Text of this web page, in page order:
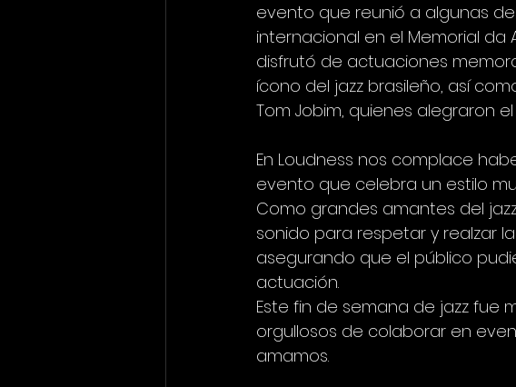
evento que reunió a algunas
internacional en el Memorial da
disfrutó de actuaciones
ícono del jazz brasileño, así
Tom Jobim, quienes alegraron
En Loudness nos complace
evento que celebra un estilo
Como grandes amantes del
sonido para respetar y realzar
asegurando que el público
actuación.
Este fin de semana de jazz fue
orgullosos de colaborar en
amamos.